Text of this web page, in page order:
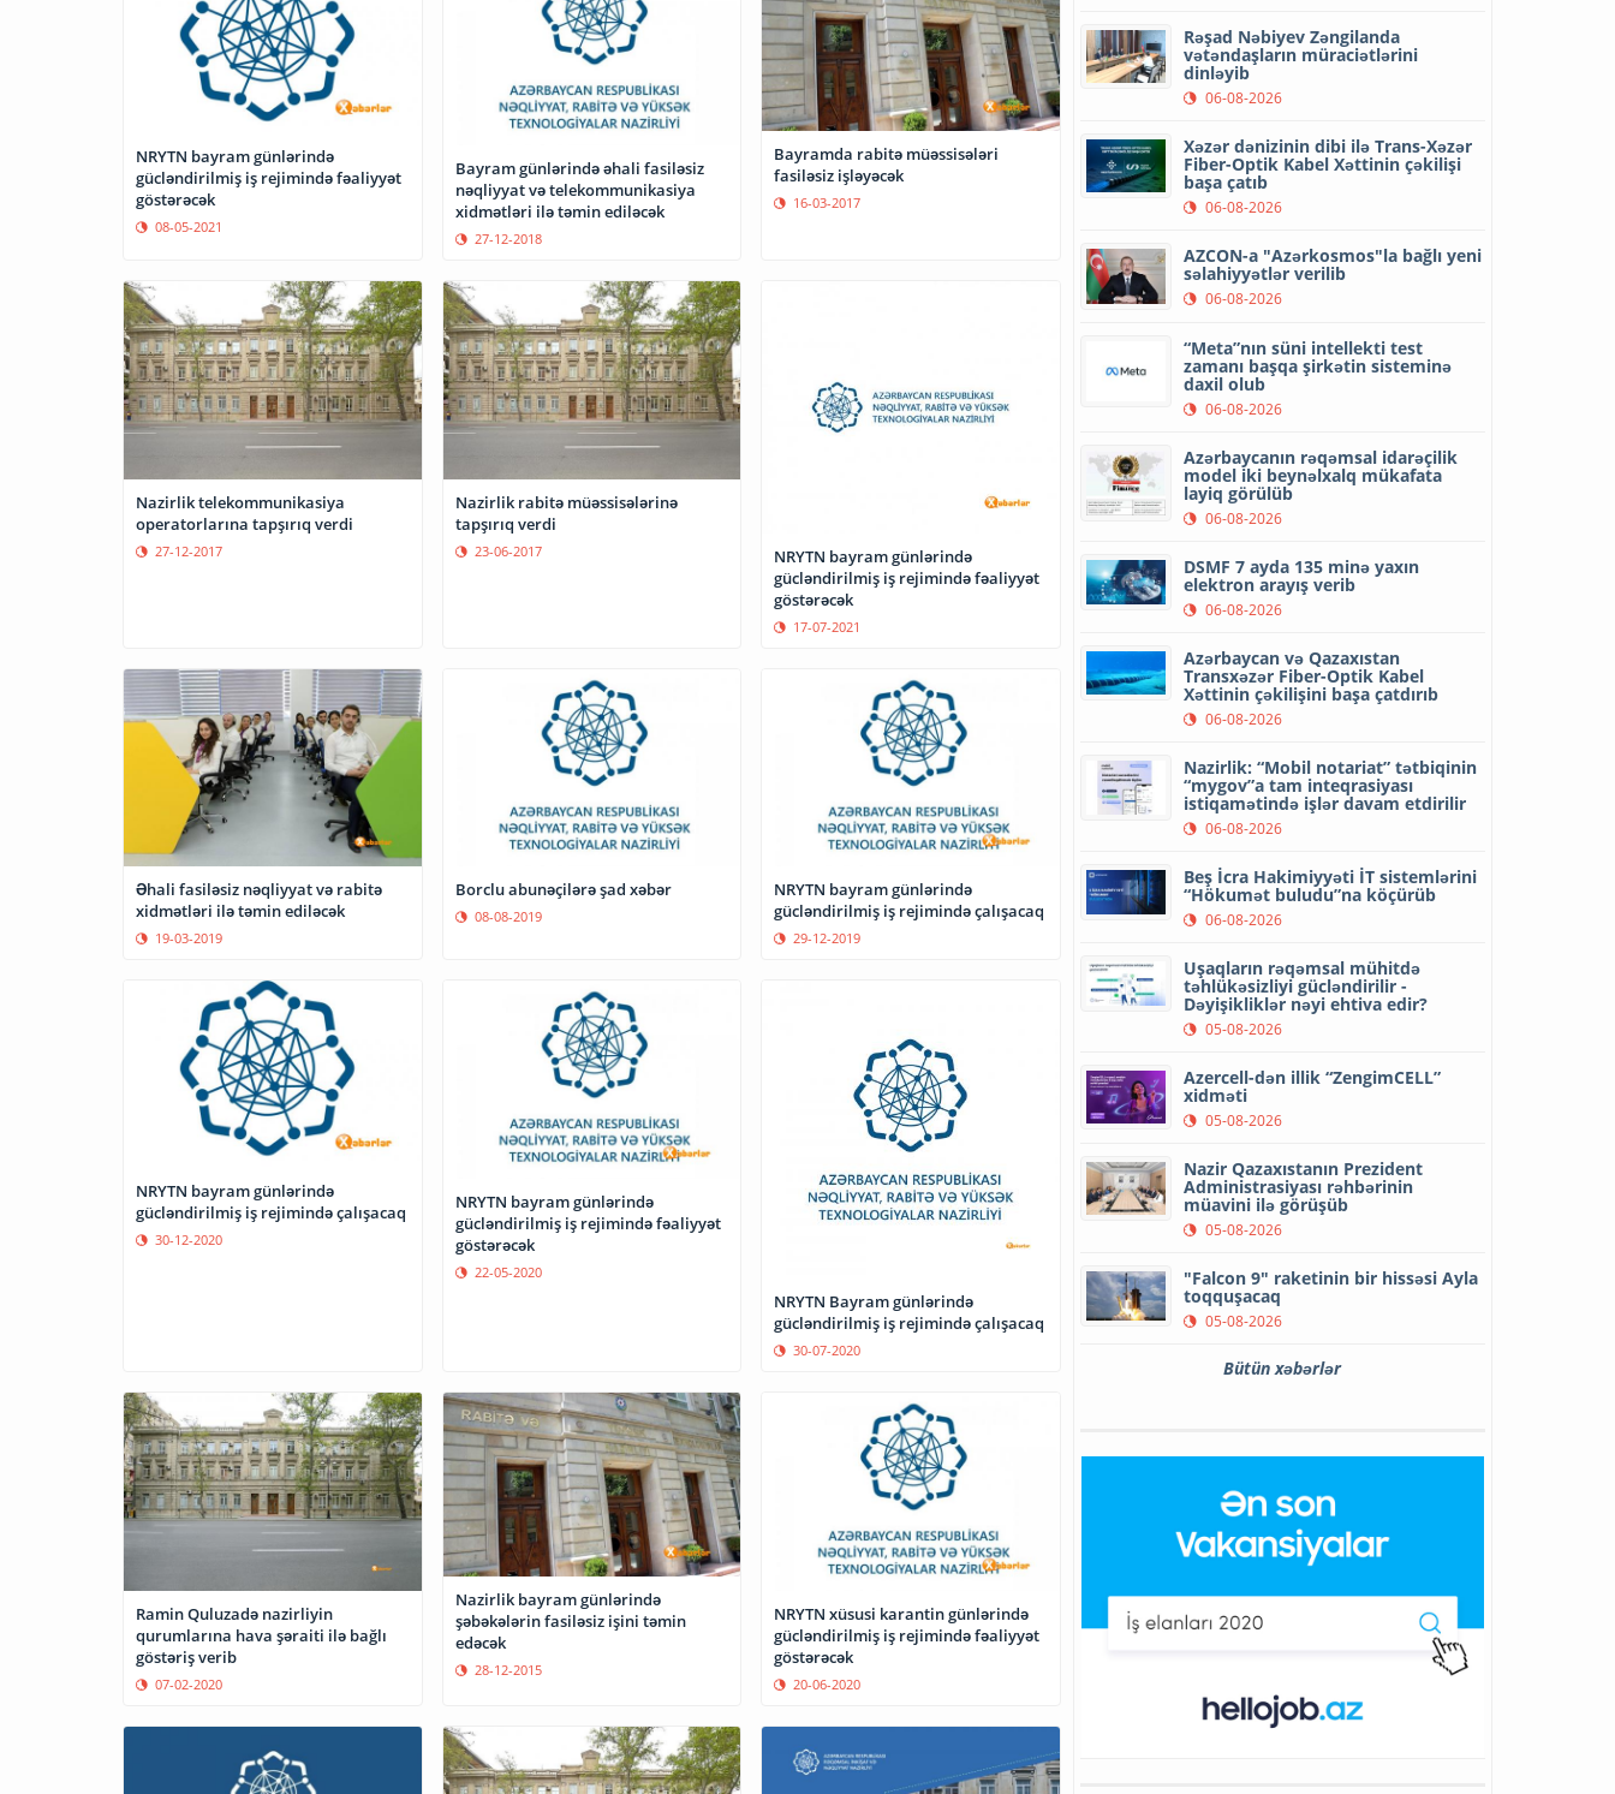
NRYTN bayram günlərində
gücləndirilmiş iş rejimində fəaliyyət
göstərəcək
08-05-2021
Bayram günlərində əhali fasiləsiz
nəqliyyat və telekommunikasiya
xidmətləri ilə təmin ediləcək
27-12-2018
Bayramda rabitə müəssisələri
fasiləsiz işləyəcək
16-03-2017
Nazirlik telekommunikasiya
operatorlarına tapşırıq verdi
27-12-2017
Nazirlik rabitə müəssisələrinə
tapşırıq verdi
23-06-2017
NRYTN bayram günlərində
gücləndirilmiş iş rejimində fəaliyyət
göstərəcək
17-07-2021
Əhali fasiləsiz nəqliyyat və rabitə
xidmətləri ilə təmin ediləcək
19-03-2019
Borclu abunəçilərə şad xəbər
08-08-2019
NRYTN bayram günlərində
gücləndirilmiş iş rejimində çalışacaq
29-12-2019
NRYTN bayram günlərində
gücləndirilmiş iş rejimində çalışacaq
30-12-2020
NRYTN bayram günlərində
gücləndirilmiş iş rejimində fəaliyyət
göstərəcək
22-05-2020
NRYTN Bayram günlərində
gücləndirilmiş iş rejimində çalışacaq
30-07-2020
Ramin Quluzadə nazirliyin
qurumlarına hava şəraiti ilə bağlı
göstəriş verib
07-02-2020
Nazirlik bayram günlərində
şəbəkələrin fasiləsiz işini təmin
edəcək
28-12-2015
NRYTN xüsusi karantin günlərində
gücləndirilmiş iş rejimində fəaliyyət
göstərəcək
20-06-2020
Rəşad Nəbiyev Zəngilanda
vətəndaşların müraciətlərini
dinləyib
06-08-2026
Xəzər dənizinin dibi ilə Trans-Xəzər
Fiber-Optik Kabel Xəttinin çəkilişi
başa çatıb
06-08-2026
AZCON-a "Azərkosmos"la bağlı yeni
səlahiyyətlər verilib
06-08-2026
“Meta”nın süni intellekti test
zamanı başqa şirkətin sisteminə
daxil olub
06-08-2026
Azərbaycanın rəqəmsal idarəçilik
model iki beynəlxalq mükafata
layiq görülüb
06-08-2026
DSMF 7 ayda 135 minə yaxın
elektron arayış verib
06-08-2026
Azərbaycan və Qazaxıstan
Transxəzər Fiber-Optik Kabel
Xəttinin çəkilişini başa çatdırıb
06-08-2026
Nazirlik: “Mobil notariat” tətbiqinin
“mygov”a tam inteqrasiyası
istiqamətində işlər davam etdirilir
06-08-2026
Beş İcra Hakimiyyəti İT sistemlərini
“Hökumət buludu”na köçürüb
06-08-2026
Uşaqların rəqəmsal mühitdə
təhlükəsizliyi gücləndirilir -
Dəyişikliklər nəyi ehtiva edir?
05-08-2026
Azercell-dən illik “ZengimCELL”
xidməti
05-08-2026
Nazir Qazaxıstanın Prezident
Administrasiyası rəhbərinin
müavini ilə görüşüb
05-08-2026
"Falcon 9" raketinin bir hissəsi Ayla
toqquşacaq
05-08-2026
Bütün xəbərlər